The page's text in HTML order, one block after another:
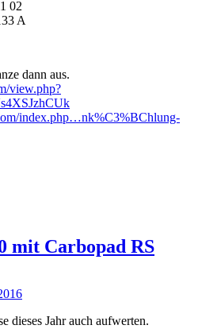
02
A
dann aus.
view.php?
index.php…nk%C3%BChlung-
mit Carbopad RS
dieses Jahr auch aufwerten.